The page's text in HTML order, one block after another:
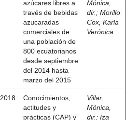
azúcares libres a
través de bebidas
azucaradas
comerciales de
una población de
800 ecuatorianos
desde septiembre
del 2014 hasta
marzo del 2015
Mónica,
dir. ; Morillo
Cox, Karla
Verónica
2018
Conocimientos,
actitudes y
prácticas (CAP) y
Villar,
Mónica,
dir. ; Iza